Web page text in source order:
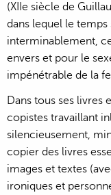
(XIIe siècle de
dans lequel le
interminablement,
envers et pour le
impénétrable de la
Dans tous ses livres
copistes travaillant
silencieusement,
copier des livres
images et textes
ironiques et